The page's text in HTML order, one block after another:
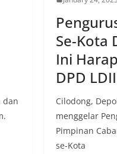
dan
Se-Kota
Ini
DPD
Cilodong,
menggelar
Pimpinan
se-Kota